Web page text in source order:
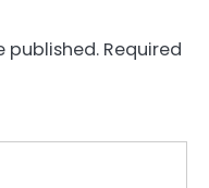
published. Required